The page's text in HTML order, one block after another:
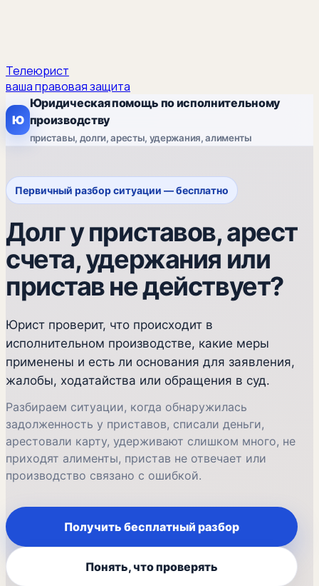
Телеюрист
ваша правовая защита
Ю
Юридическая помощь по исполнительному
производству
приставы, долги, аресты, удержания, алименты
Первичный разбор ситуации — бесплатно
Долг у приставов, арест
счета, удержания или
пристав не действует?
Юрист проверит, что происходит в
исполнительном производстве, какие меры
применены и есть ли основания для заявления,
жалобы, ходатайства или обращения в суд.
Разбираем ситуации, когда обнаружилась
задолженность у приставов, списали деньги,
арестовали карту, удерживают слишком много, не
приходят алименты, пристав не отвечает или
производство связано с ошибкой.
Получить бесплатный разбор
Понять, что проверять